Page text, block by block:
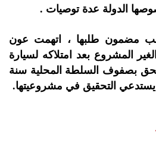
الدولة عدة توصيات .
مضمون طلبها ، اتهمت عون
المشروع بعد امتلاكه لسيارة
بصفوف السلطة المحلية سنة